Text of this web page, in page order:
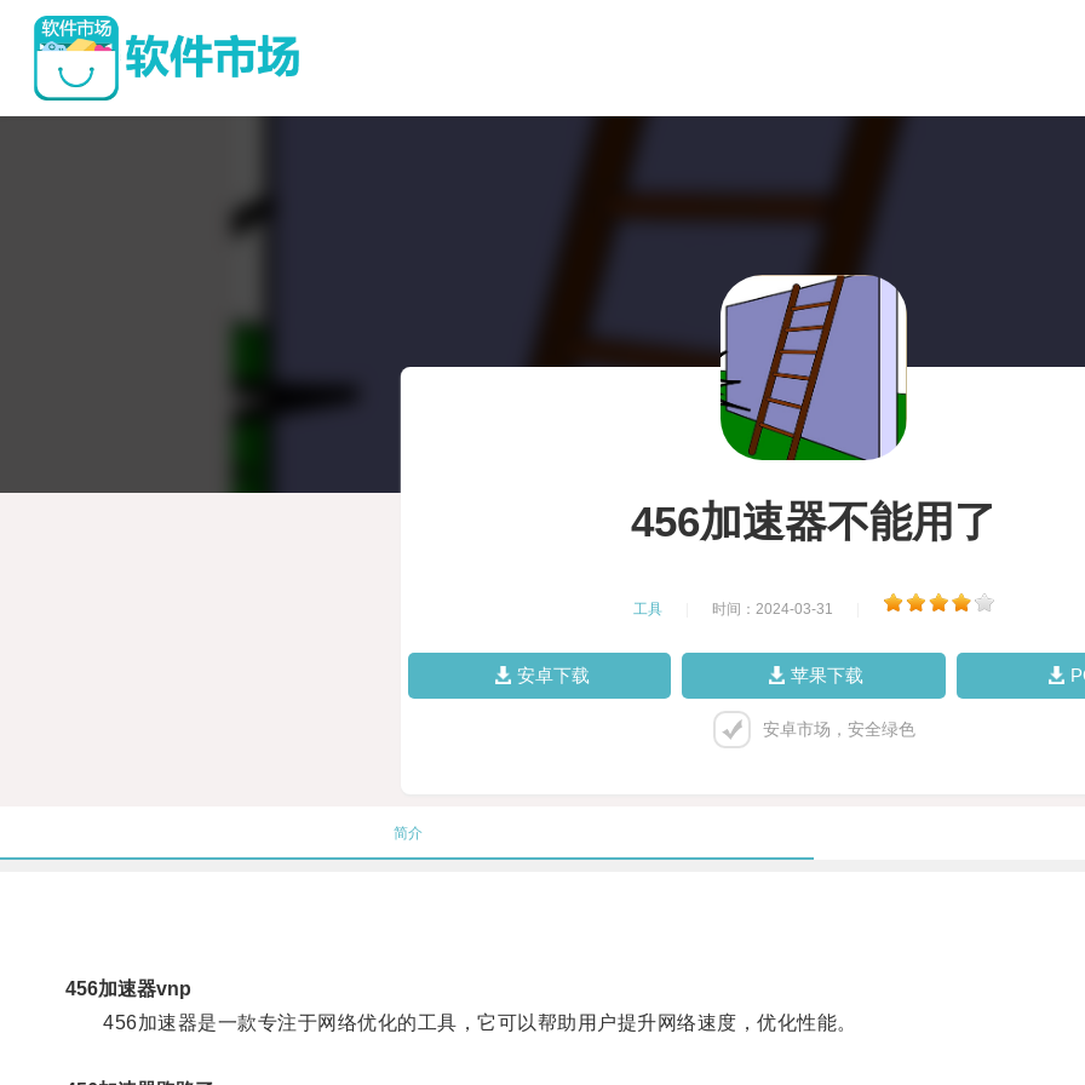
456加速器不能用了
工具 时间：2024-03-31
安卓下载 苹果下载
安卓市场，安全绿色
简介
456加速器vnp
456加速器是一款专注于网络优化的工具，它可以帮助用户提升网络速度，优化性能。